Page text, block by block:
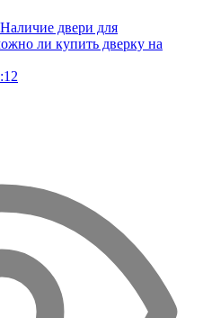
Наличие двери для
ли купить дверку на